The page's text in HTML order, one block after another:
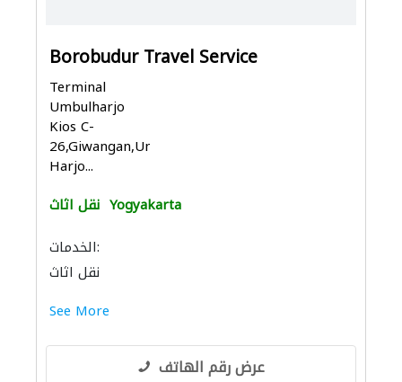
Borobudur Travel Service
Terminal
Umbulharjo
Kios C-
26,Giwangan,Umbul
Harjo...
نقل اثاث Yogyakarta
الخدمات:
نقل اثاث
See More
عرض رقم الهاتف